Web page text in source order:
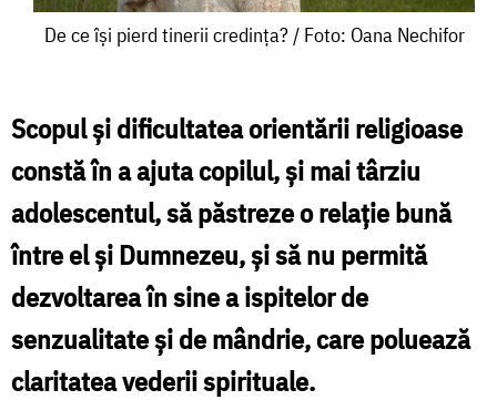
De
pierd
tinerii
credința?
/
Foto:
Oana
Nechifor
De ce își pierd tinerii credința? / Foto: Oana Nechifor
Scopul și dificultatea orientării religioase
constă în a ajuta copilul, și mai târziu
adolescentul, să păstreze o relație bună
între el și Dumnezeu, și să nu permită
dezvoltarea în sine a ispitelor de
senzualitate și de mândrie, care poluează
claritatea vederii spirituale.